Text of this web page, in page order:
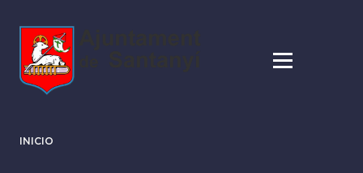
contenido
principal
INICIO